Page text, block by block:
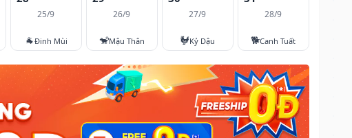
25/9
🐐Đinh Mùi
26/9
🐒Mậu Thân
27/9
🐓Kỷ Dậu
28/9
🐕Canh Tuất